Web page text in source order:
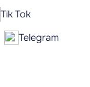
Tik Tok
Telegram